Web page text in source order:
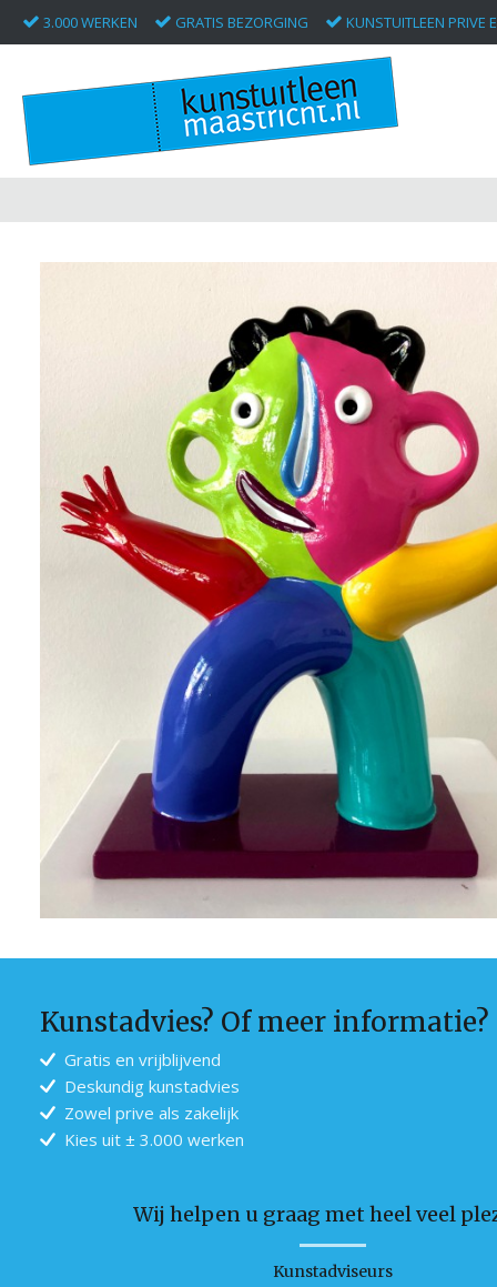
3.000 WERKEN GRATIS BEZORGING KUNSTUITLEEN PRIVE
Kunstadvies? Of meer informatie?
Gratis en vrijblijvend
Deskundig kunstadvies
Zowel prive als zakelijk
Kies uit ± 3.000 werken
Wij helpen u graag met heel veel
Kunstadviseurs